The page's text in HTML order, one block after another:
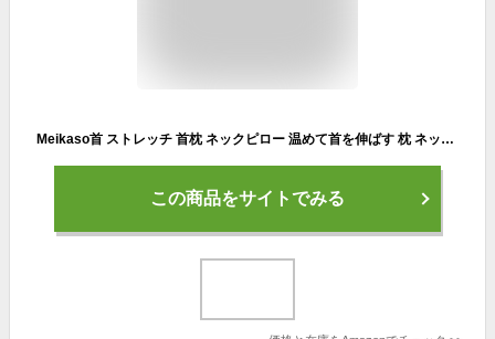
Meikaso首 ストレッチ 首枕 ネックピロー 温めて首を伸ばす 枕 ネックホットケア ピロー加温効果低反発 通気性設計 洗濯可 アップグレード ハイエンド 誕生日プレゼント 男性 女性 ギフト 母の日 父の日 敬老の日
この商品をサイトでみる